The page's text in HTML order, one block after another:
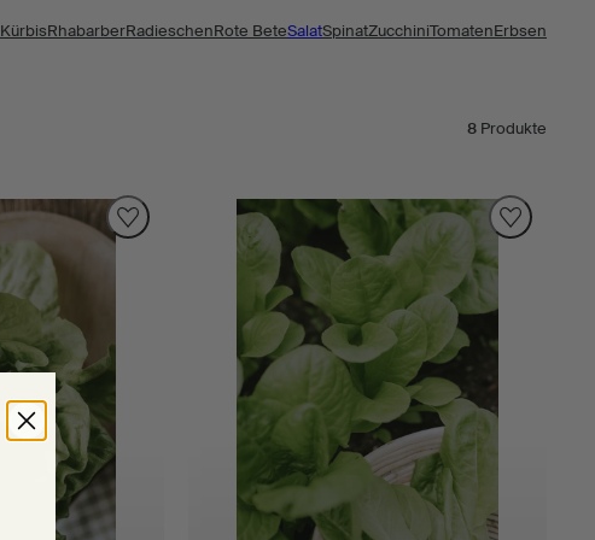
KürbisRhabarberRadieschenRote BeteSalatSpinatZucchiniTomatenErbsen
8 Produkte